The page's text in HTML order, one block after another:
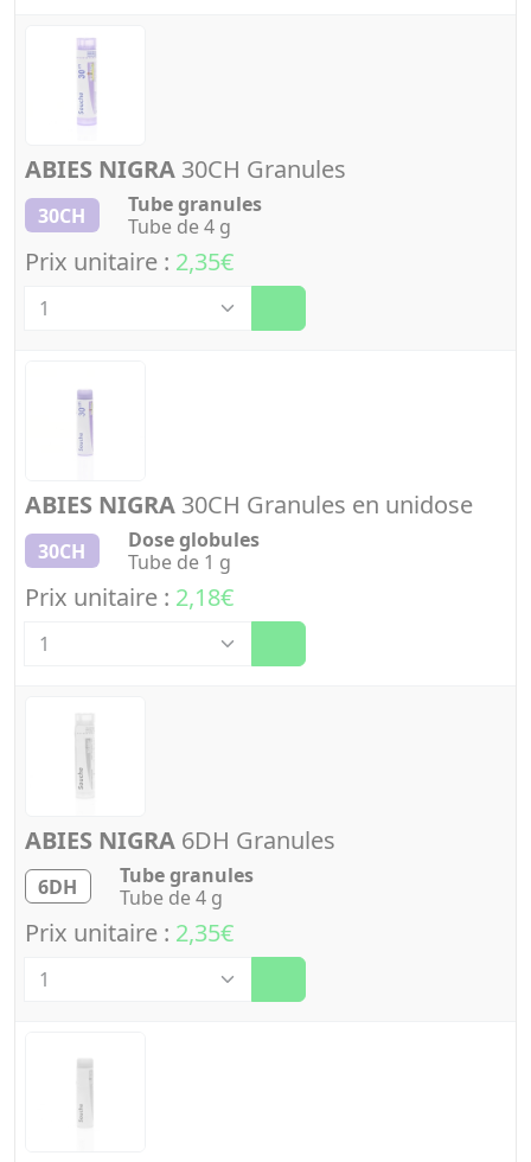
ABIES NIGRA 30CH Granules
30CH
Tube granules
Tube de 4 g
Prix unitaire : 2,35€
ABIES NIGRA 30CH Granules en unidose
30CH
Dose globules
Tube de 1 g
Prix unitaire : 2,18€
ABIES NIGRA 6DH Granules
6DH
Tube granules
Tube de 4 g
Prix unitaire : 2,35€